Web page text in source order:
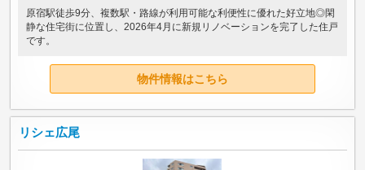
原宿駅徒歩9分、複数駅・路線が利用可能な利便性に優れた好立地◎閑
静な住宅街に位置し、2026年4月に新規リノベーションを完了した住戸
です。
物件情報はこちら
リシェ広尾